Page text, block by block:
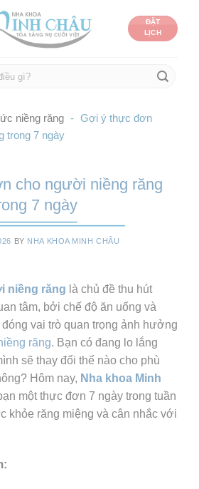
ĐẶT
LỊCH
niềng răng - Gợi ý thực đơn
trong 7 ngày
cho người niềng răng
7 ngày
BY NHA KHOA MINH CHÂU
niềng răng là chủ đề thu hút
tâm, bởi chế độ ăn uống và
vai trò quan trọng ảnh hưởng
răng. Bạn có đang lo lắng
sẽ thay đổi thế nào cho phù
Hôm nay, Nha khoa Minh
một thực đơn 7 ngày trong tuần
khỏe răng miệng và cân nhắc với